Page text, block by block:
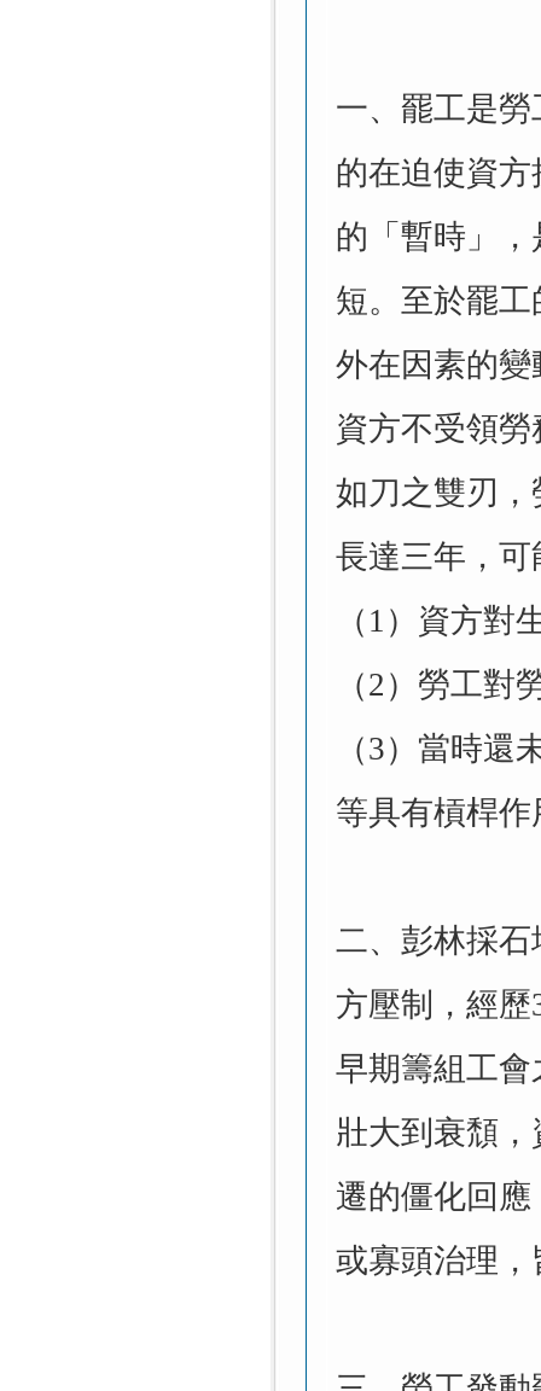
一、罷工是
的在迫使資
的「暫時」
短。至於罷
外在因素的
資方不受領
如刀之雙刃
長達三年，可
（1）資方對
（2）勞工對
（3）當時
等具有槓桿
二、彭林採
方壓制，經
早期籌組工
壯大到衰頹
遷的僵化回
或寡頭治理